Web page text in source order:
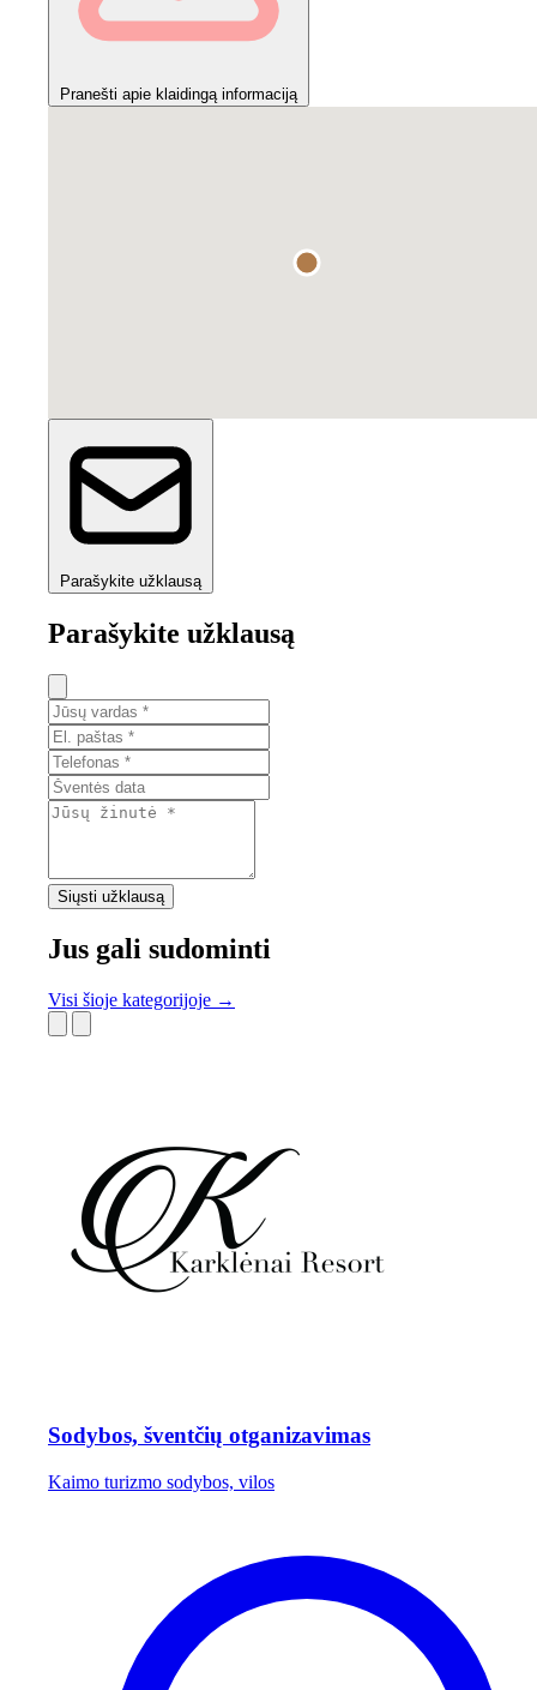
Pranešti apie klaidingą informaciją
Parašykite užklausą
Parašykite užklausą
Siųsti užklausą
Jus gali sudominti
Visi šioje kategorijoje →
Sodybos, šventčių otganizavimas
Kaimo turizmo sodybos, vilos